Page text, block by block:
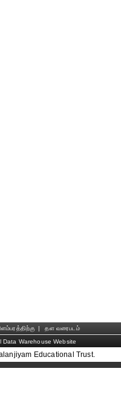
|
தள வரைபடம்
Data Warehouse Website
Educational Trust.